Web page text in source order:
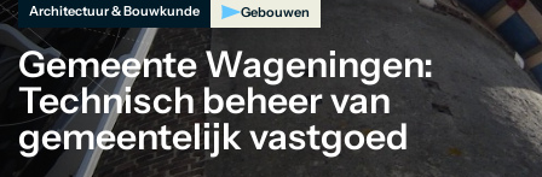
EN
Architectuur & Bouwkunde Gebouwen
Gemeente Wageningen:
Technisch beheer van
gemeentelijk vastgoed